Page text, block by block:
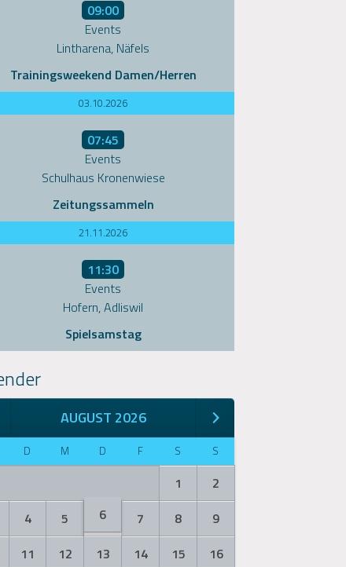
09:00
Events
Lintharena, Näfels
Trainingsweekend Damen/Herren
03.10.2026
07:45
Events
Schulhaus Kronenwiese
Zeitungssammeln
21.11.2026
11:30
Events
Hofern, Adliswil
Spielsamstag
AUGUST 2026
D M D F S S
1
2
4 5 6 7 8
9
11 12 13 14 15
16